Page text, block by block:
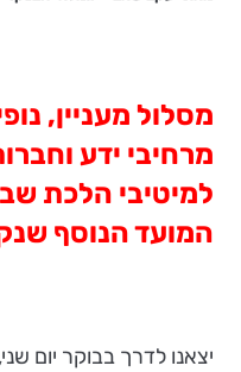
מסלול מעניין,
מרחיבי ידע
למיטיבי הלכת
המועד הנוסף